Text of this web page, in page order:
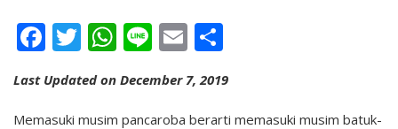
Facebook
Twitter
WhatsApp
LineEmail
Last Updated on December 7, 2019
Memasuki musim pancaroba berarti memasuki musim batuk-